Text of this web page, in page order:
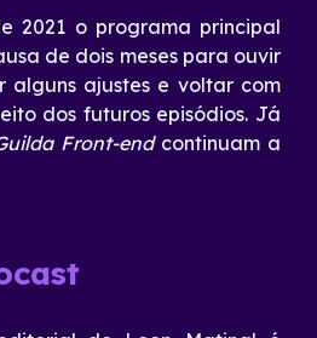
2021 o programa principal
de dois meses para ouvir
alguns ajustes e voltar com
dos futuros episódios. Já
Front-endcontinuam a